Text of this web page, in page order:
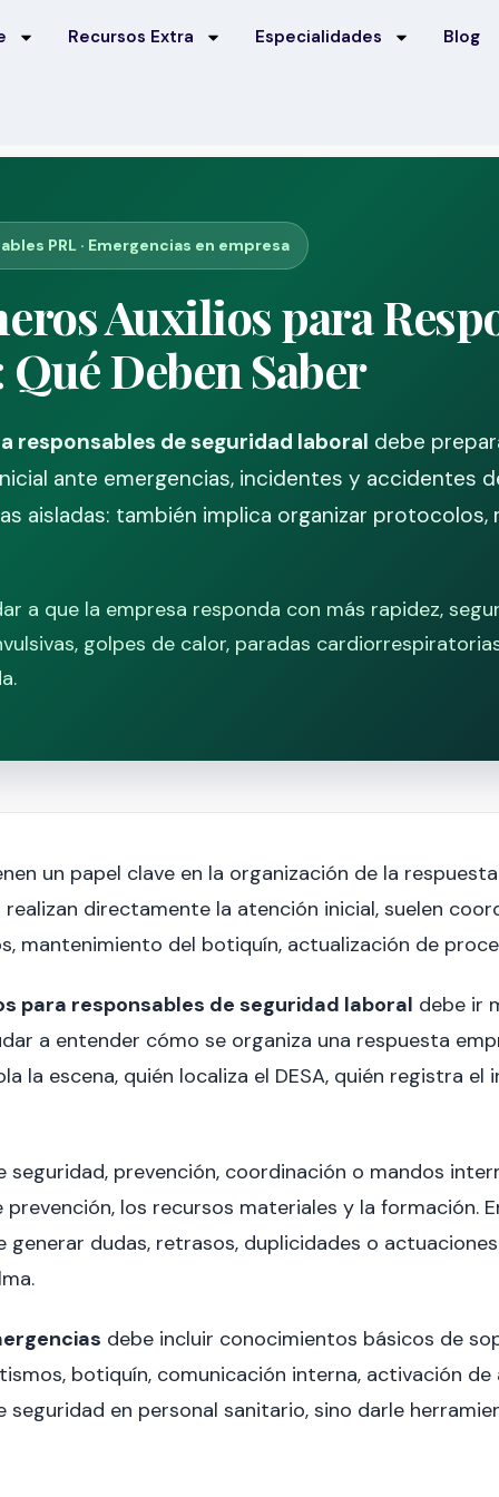
Recursos Extra Especialidades Blog
PRL · Emergencias en empresa
Auxilios para
Deben Saber
responsables de seguridad laboral debe
ante emergencias, incidentes y accidentes
aisladas: también implica organizar protocolos,
a que la empresa responda con más rapidez,
golpes de calor, paradas
un papel clave en la organización de la
directamente la atención inicial, suelen
mantenimiento del botiquín, actualización de
para responsables de seguridad laboral debe ir
a entender cómo se organiza una respuesta
la escena, quién localiza el DESA, quién registra
seguridad, prevención, coordinación o mandos
los recursos materiales y la formación.
generar dudas, retrasos, duplicidades o
debe incluir conocimientos básicos de
botiquín, comunicación interna, activación
en personal sanitario, sino darle